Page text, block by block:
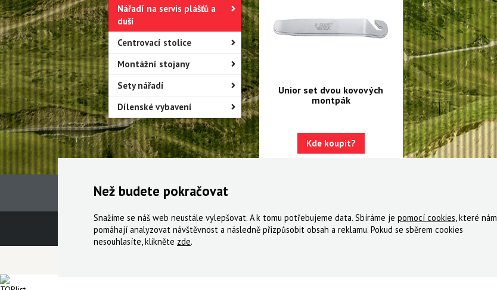
Nářadí na servis plášťů a
duší
Centrovací stolice
Montážní stojany
Sety nářadí
Dílenské vybavení
Unior set dvou kovových
montpák
Kde koupit?
Technická podpora Obchodní podmínky Registrace Reklamace Kde nakoupit
Než budete pokračovat
Snažíme se náš web neustále vylepšovat. A k tomu potřebujeme data. Sbíráme je pomocí cookies, které nám
pomáhají analyzovat návštěvnost a následně přizpůsobit obsah a reklamu. Pokud se sběrem cookies
nesouhlasíte, klikněte zde.